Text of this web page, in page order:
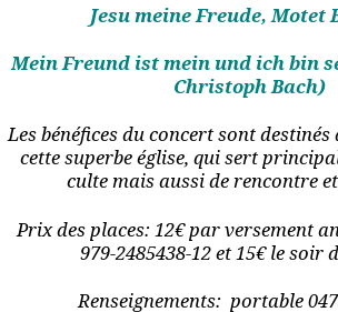
Jesu meine Freude, Motet
Mein Freund ist mein und ich bin
Christoph Bach)
Les bénéfices du concert sont
cette superbe église, qui sert
culte mais aussi de rencontre
Prix des places: 12€ par versement
979-2485438-12 et 15€ le soir
Renseignements: portable